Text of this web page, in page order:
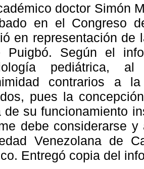
doctor Simón
en el Congreso
en representación de
Puigbó. Según el
pediátrica,
contrarios a
pues la
de su funcionamiento
debe considerarse
Venezolana de
Entregó copia del